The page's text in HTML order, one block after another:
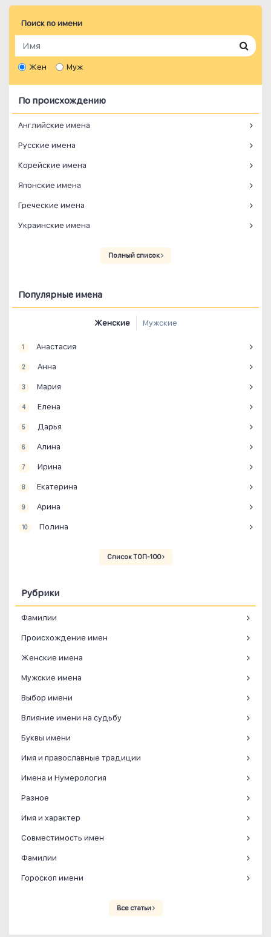
Поиск по имени
Жен Муж
По происхождению
Английские имена
Русские имена
Корейские имена
Японские имена
Греческие имена
Украинские имена
Полный список
Популярные имена
Женские Мужские
1 Анастасия
2 Анна
3 Мария
4 Елена
5 Дарья
6 Алина
7 Ирина
8 Екатерина
9 Арина
10 Полина
Список ТОП-100
Рубрики
Фамилии
Происхождение имен
Женские имена
Мужские имена
Выбор имени
Влияние имени на судьбу
Буквы имени
Имя и православные традиции
Имена и Нумерология
Разное
Имя и характер
Совместимость имен
Фамилии
Гороскоп имени
Все статьи